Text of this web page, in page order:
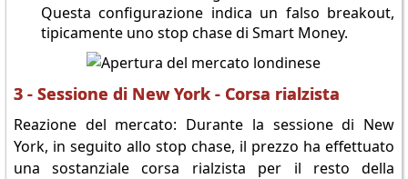
Questa configurazione indica un falso breakout,
tipicamente uno stop chase di Smart Money.
3 - Sessione di New York - Corsa rialzista
Reazione del mercato: Durante la sessione di New
York, in seguito allo stop chase, il prezzo ha effettuato
una sostanziale corsa rialzista per il resto della